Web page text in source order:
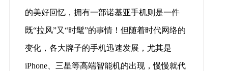
的美好回忆，拥有一部诺基亚手机则是一件
既“拉风”又“时髦”的事情！但随着时代网络的
变化，各大牌子的手机迅速发展，尤其是
iPhone、三星等高端智能机的出现，慢慢就代